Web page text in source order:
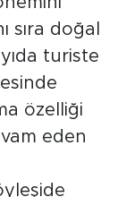
sıra doğal
turiste
özelliği
eden